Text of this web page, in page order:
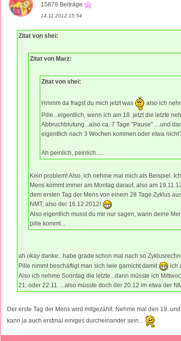
15878 Beiträge
14.11.2012 15:54
Zitat von shei:
Zitat von Marz:
Zitat von shei:
Hmmm da fragst du mich jetzt was
also ich
Pille...eigentlich, wenn ich am 18. jetzt die letzte
Abbruchblutung...also ca. 7 Tage "Pause" ....und
eigentlich nach 3 Wochen kommen oder etwa
Ah peinlich, peinlich.....
Kein problem! Also, ich nehme mal mich als Beispiel.
Mens kommt immer am Montag darauf, also am
dem ersten Tag der Mens von einem 28 Tage Zyklus
NMT, also der 16.12.2012!
Also eigentlich musst du mir nur sagen, wann deine
pille kommt...
ah okay danke...habe grade schon mal nach so
Pille nimmt beschäftigt man sich iwie garnicht damit
ich
Also ich nehme Sonntag die letzte...dann müsste ich
21. oder 22.11. ...also müsste doch der 20.12 im etwa der
Der erste Tag der Mens wird mitgezählt. Nehme mal den 19.
kann ja auch erstmal einiges durcheinander sein...